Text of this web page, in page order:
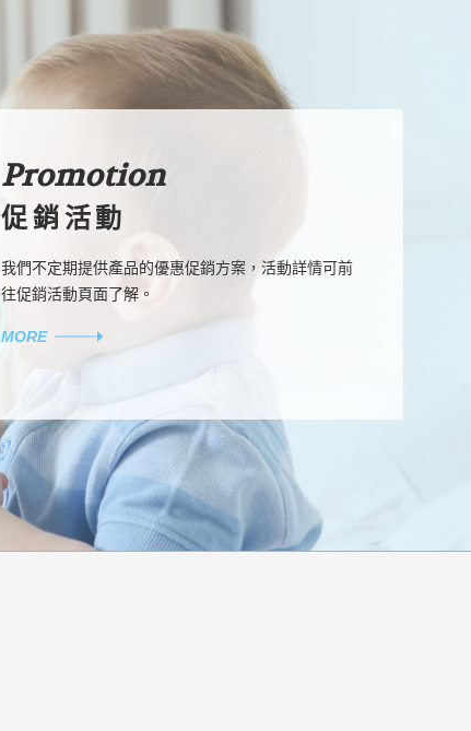
Promotion
促銷活動
我們不定期提供產品的優惠促銷方案，活動詳情可前
往促銷活動頁面了解。
MORE